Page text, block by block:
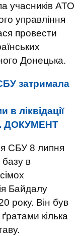
учасників АТО
управління
провести
Донецька.
затримала
ліквідації
ДОКУМЕНТ
СБУ 8 липня
в
Байдалу
року. Він був
кілька